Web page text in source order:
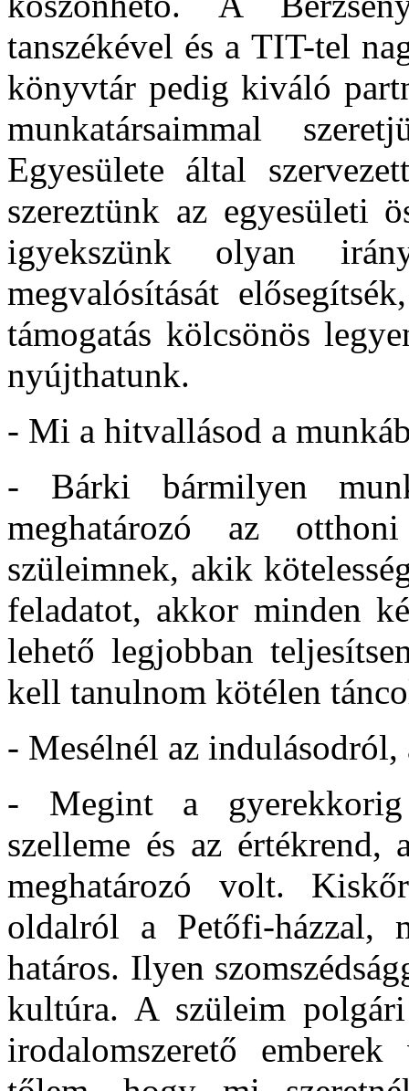
tanszékével és a TIT-tel
könyvtár pedig kiváló
munkatársaimmal
Egyesülete által
szereztünk az egyesületi
igyekszünk olyan
megvalósítását
támogatás kölcsönös
nyújthatunk.
- Mi a hitvallásod a
- Bárki bármilyen
meghatározó az
szüleimnek, akik
feladatot, akkor minden
lehető legjobban
kell tanulnom kötélen
- Mesélnél az
- Megint a gyerekkorig
szelleme és az értékrend,
meghatározó volt.
oldalról a Petőfi-házzal,
határos. Ilyen
kultúra. A szüleim
irodalomszerető